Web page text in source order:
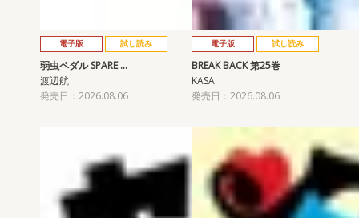
電子版 試し読み
弱虫ペダル SPARE …
渡辺航
発売日：2026.08.06
電子版 試し読み
BREAK BACK 第25巻
KASA
発売日：2026.08.06